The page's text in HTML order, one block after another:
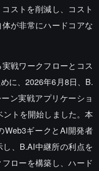
ストを削減し、コスト
が非常にハードコアな
戦ワークフローとコス
に、2026年6月8日、B.
ン実戦アプリケーショ
ントを開始しました。本
Web3ギークとAI開発者
、B.AI中継所の利点を
ローを構築し、ハード